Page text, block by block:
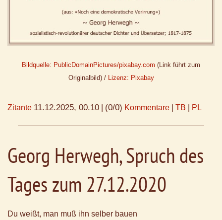
Bildquelle: PublicDomainPictures/pixabay.com (Link führt zum
Originalbild) / Lizenz: Pixabay
Zitante 11.12.2025, 00.10 (0/0) Kommentare TB PL
Georg Herwegh, Spruch des
Tages zum 27.12.2020
Du weißt, man muß ihn selber bauen